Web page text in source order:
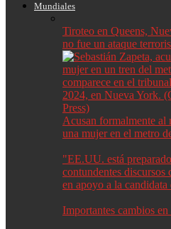
Mundiales
Tiroteo en Queens,
no fue un ataque
Acusan formalmente al
una mujer en el metro
"EE.UU. está
contundentes
en apoyo a la
Importantes cambios